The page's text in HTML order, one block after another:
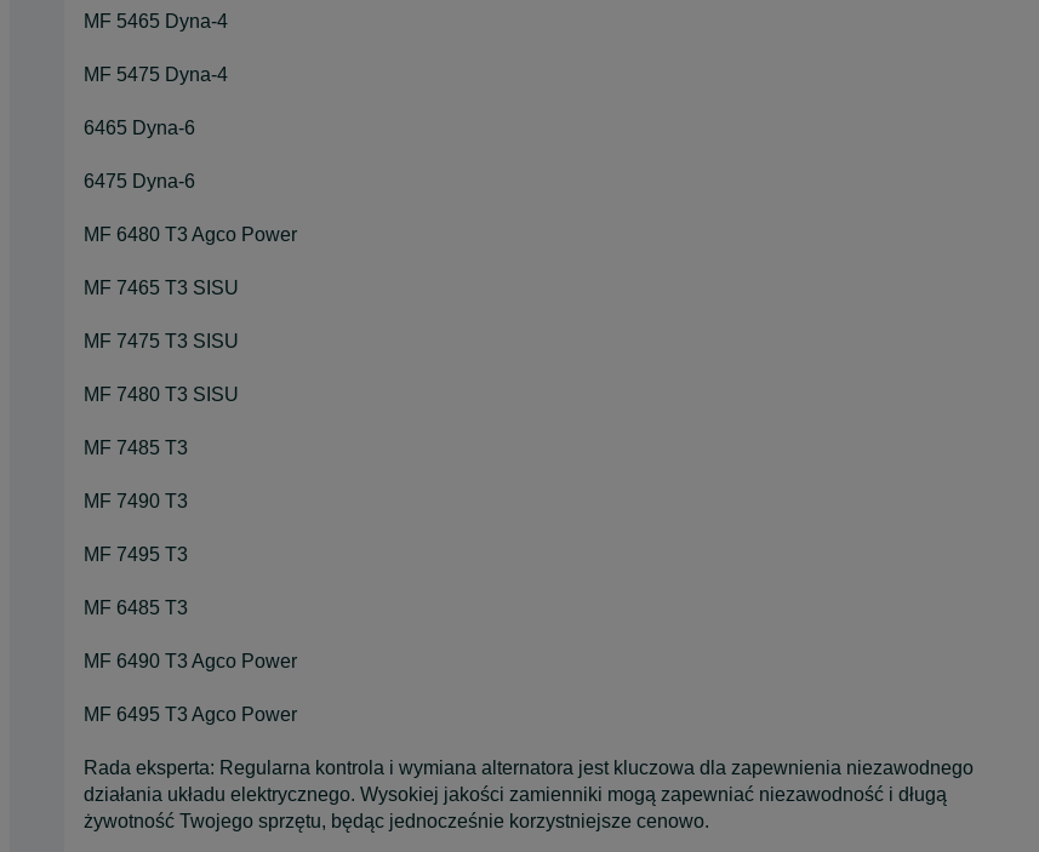
MF 5465 Dyna-4
MF 5475 Dyna-4
6465 Dyna-6
6475 Dyna-6
MF 6480 T3 Agco Power
MF 7465 T3 SISU
MF 7475 T3 SISU
MF 7480 T3 SISU
MF 7485 T3
MF 7490 T3
MF 7495 T3
MF 6485 T3
MF 6490 T3 Agco Power
MF 6495 T3 Agco Power
Rada eksperta: Regularna kontrola i wymiana alternatora jest kluczowa dla zapewnienia niezawodnego
działania układu elektrycznego. Wysokiej jakości zamienniki mogą zapewniać niezawodność i długą
żywotność Twojego sprzętu, będąc jednocześnie korzystniejsze cenowo.